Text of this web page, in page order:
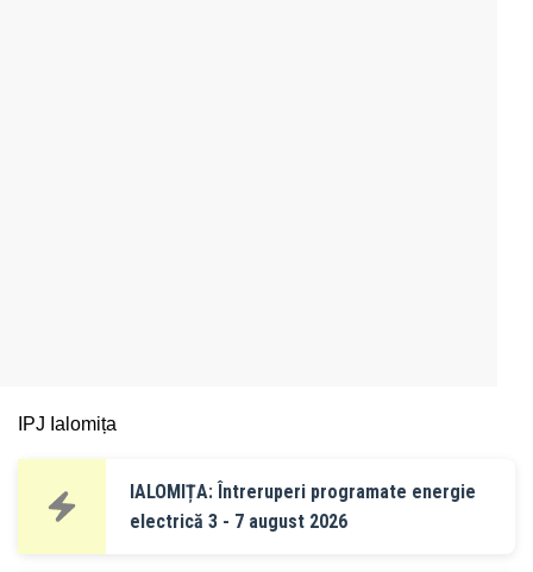
IPJ Ialomița
IALOMIȚA: Întreruperi programate energie
electrică 3 - 7 august 2026